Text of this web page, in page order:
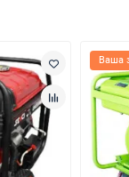
Ваша